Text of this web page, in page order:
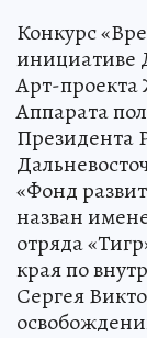
Конкурс
инициативе
Арт-
Аппарата
Президента
«Фонд
назван
отряда
края по
Сергея